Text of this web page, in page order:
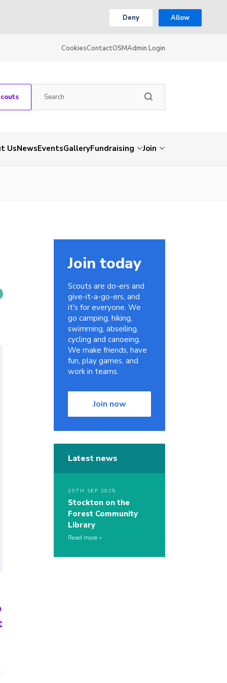
Deny Allow
CookiesContactOSMAdmin Login
UsNewsEventsGalleryFundraising Join
Join today
Scouts are do-ers and
give-it-a-go-ers, and
it's for everyone. We
go camping, hiking,
swimming, abseiling,
cycling and canoeing.
We make friends, have
fun, play games, and
work in teams.
Join now
Latest news
29TH SEP 2025
Stockton on the
Forest Community
Library
Read more